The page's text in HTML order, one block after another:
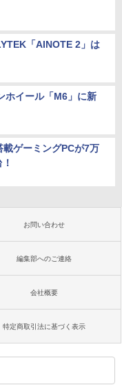
「AINOTE 2」は
ホイール「M6」に新
ゲーミングPCが7万
お問い合わせ
編集部へのご連絡
会社概要
特定商取引法に基づく表示